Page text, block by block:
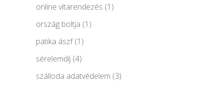
online vitarendezés (1)
ország boltja (1)
patika ászf(1)
sérelemdíj (4)
szálloda adatvédelem (3)